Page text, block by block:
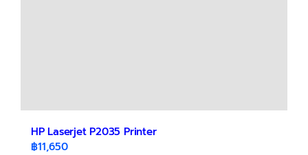
HP Laserjet P2035 Printer
฿11,650